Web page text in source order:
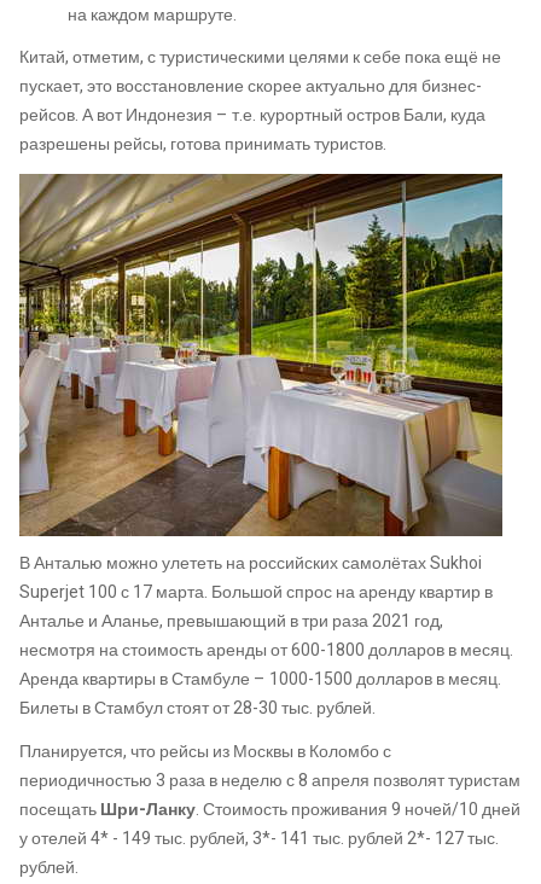
на каждом маршруте.
Китай, отметим, с туристическими целями к себе пока ещё не
пускает, это восстановление скорее актуально для бизнес-
рейсов. А вот Индонезия – т.е. курортный остров Бали, куда
разрешены рейсы, готова принимать туристов.
В Анталью можно улететь на российских самолётах Sukhoi
Superjet 100 с 17 марта. Большой спрос на аренду квартир в
Анталье и Аланье, превышающий в три раза 2021 год,
несмотря на стоимость аренды от 600-1800 долларов в месяц.
Аренда квартиры в Стамбуле – 1000-1500 долларов в месяц.
Билеты в Стамбул стоят от 28-30 тыс. рублей.
Планируется, что рейсы из Москвы в Коломбо с
периодичностью 3 раза в неделю с 8 апреля позволят туристам
посещатьШри-Ланку. Стоимость проживания 9 ночей/10 дней
у отелей 4* - 149 тыс. рублей, 3*- 141 тыс. рублей 2*- 127 тыс.
рублей.